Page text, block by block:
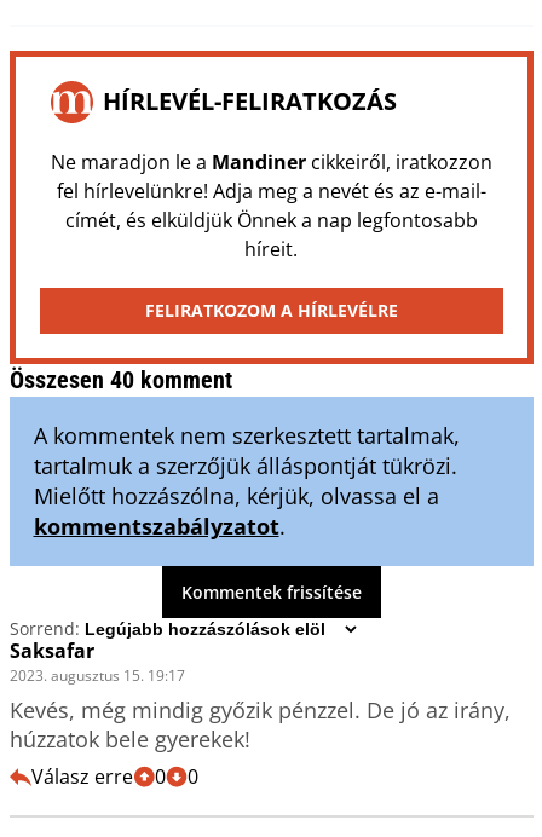
HÍRLEVÉL-FELIRATKOZÁS
Ne maradjon le a Mandinercikkeiről, iratkozzon
fel hírlevelünkre! Adja meg a nevét és az e-mail-
címét, és elküldjük Önnek a nap legfontosabb
híreit.
FELIRATKOZOM A HÍRLEVÉLRE
Összesen 40 komment
A kommentek nem szerkesztett tartalmak,
tartalmuk a szerzőjük álláspontját tükrözi.
Mielőtt hozzászólna, kérjük, olvassa el a
kommentszabályzatot.
Kommentek frissítése
Sorrend:
Saksafar
2023. augusztus 15. 19:17
Kevés, még mindig győzik pénzzel. De jó az irány,
húzzatok bele gyerekek!
Válasz erre 0 0